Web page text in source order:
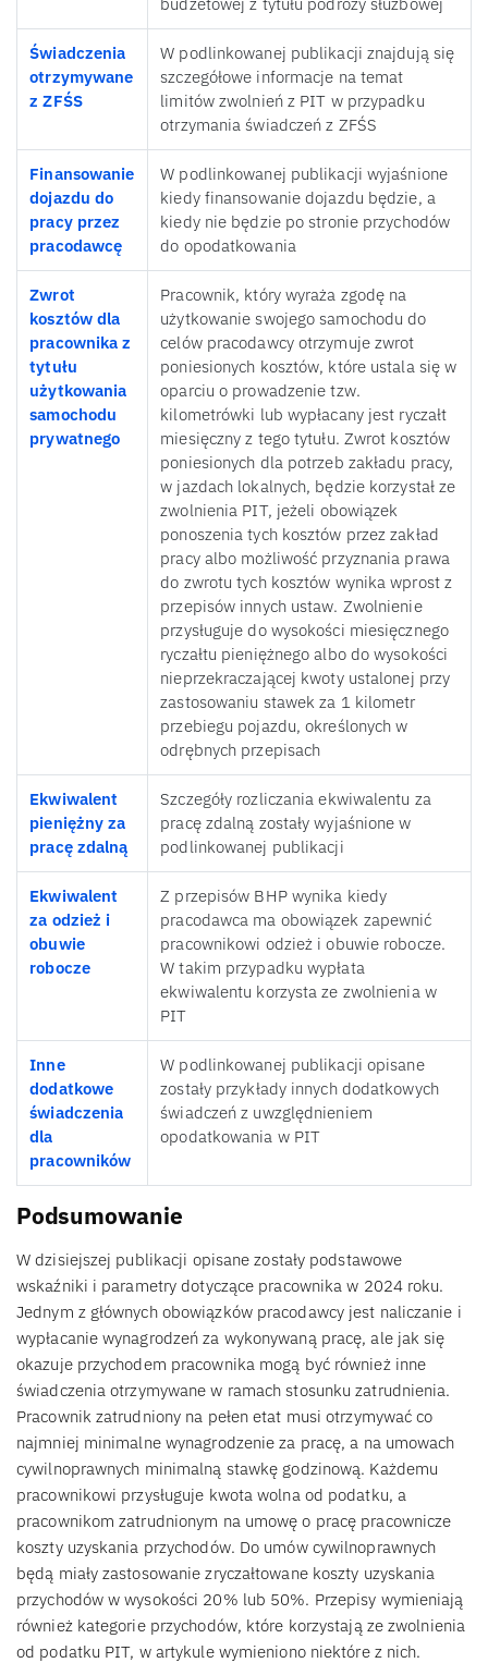
Świadczenia
otrzymywane
z ZFŚS
W podlinkowanej publikacji znajdują się
szczegółowe informacje na temat
limitów zwolnień z PIT w przypadku
otrzymania świadczeń z ZFŚS
Finansowanie
dojazdu do
pracy przez
pracodawcę
W podlinkowanej publikacji wyjaśnione
kiedy finansowanie dojazdu będzie, a
kiedy nie będzie po stronie przychodów
do opodatkowania
Zwrot
kosztów dla
pracownika z
tytułu
użytkowania
samochodu
prywatnego
Pracownik, który wyraża zgodę na
użytkowanie swojego samochodu do
celów pracodawcy otrzymuje zwrot
poniesionych kosztów, które ustala się w
oparciu o prowadzenie tzw.
kilometrówki lub wypłacany jest ryczałt
miesięczny z tego tytułu. Zwrot kosztów
poniesionych dla potrzeb zakładu pracy,
w jazdach lokalnych, będzie korzystał ze
zwolnienia PIT, jeżeli obowiązek
ponoszenia tych kosztów przez zakład
pracy albo możliwość przyznania prawa
do zwrotu tych kosztów wynika wprost z
przepisów innych ustaw. Zwolnienie
przysługuje do wysokości miesięcznego
ryczałtu pieniężnego albo do wysokości
nieprzekraczającej kwoty ustalonej przy
zastosowaniu stawek za 1 kilometr
przebiegu pojazdu, określonych w
odrębnych przepisach
Ekwiwalent
pieniężny za
pracę zdalną
Szczegóły rozliczania ekwiwalentu za
pracę zdalną zostały wyjaśnione w
podlinkowanej publikacji
Ekwiwalent
za odzież i
obuwie
robocze
Z przepisów BHP wynika kiedy
pracodawca ma obowiązek zapewnić
pracownikowi odzież i obuwie robocze.
W takim przypadku wypłata
ekwiwalentu korzysta ze zwolnienia w
PIT
Inne
dodatkowe
świadczenia
dla
pracowników
W podlinkowanej publikacji opisane
zostały przykłady innych dodatkowych
świadczeń z uwzględnieniem
opodatkowania w PIT
Podsumowanie
W dzisiejszej publikacji opisane zostały podstawowe
wskaźniki i parametry dotyczące pracownika w 2024 roku.
Jednym z głównych obowiązków pracodawcy jest naliczanie i
wypłacanie wynagrodzeń za wykonywaną pracę, ale jak się
okazuje przychodem pracownika mogą być również inne
świadczenia otrzymywane w ramach stosunku zatrudnienia.
Pracownik zatrudniony na pełen etat musi otrzymywać co
najmniej minimalne wynagrodzenie za pracę, a na umowach
cywilnoprawnych minimalną stawkę godzinową. Każdemu
pracownikowi przysługuje kwota wolna od podatku, a
pracownikom zatrudnionym na umowę o pracę pracownicze
koszty uzyskania przychodów. Do umów cywilnoprawnych
będą miały zastosowanie zryczałtowane koszty uzyskania
przychodów w wysokości 20% lub 50%. Przepisy wymieniają
również kategorie przychodów, które korzystają ze zwolnienia
od podatku PIT, w artykule wymieniono niektóre z nich.